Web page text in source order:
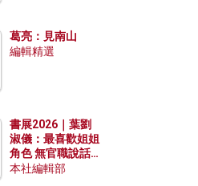
葛亮：見南山
編輯精選
書展2026｜葉劉
淑儀：最喜歡姐姐
角色 無官職說話
包袱少
本社編輯部